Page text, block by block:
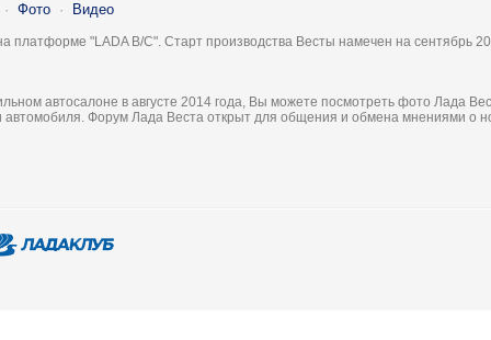
· Фото · Видео
"LADA B/C". Старт производства Весты намечен на сентябрь
автосалоне в августе 2014 года, Вы можете посмотреть фото Лада
автомобиля. Форум Лада Веста открыт для общения и обмена мнениями о